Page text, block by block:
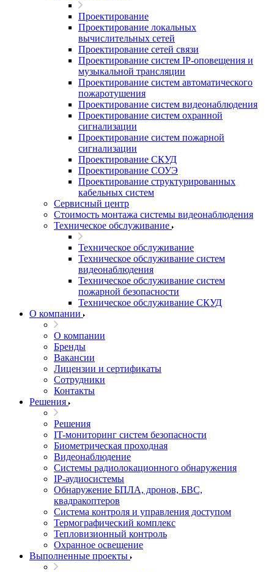
Проектирование
Проектирование локальных
вычислительных сетей
Проектирование сетей связи
Проектирование систем IP-оповещения и
музыкальной трансляции
Проектирование систем автоматического
пожаротушения
Проектирование систем видеонаблюдения
Проектирование систем охранной
сигнализации
Проектирование систем пожарной
сигнализации
Проектирование СКУД
Проектирование СОУЭ
Проектирование структурированных
кабельных систем
Сервисный центр
Стоимость монтажа системы видеонаблюдения
Техническое обслуживание
Техническое обслуживание
Техническое обслуживание систем
видеонаблюдения
Техническое обслуживание систем
пожарной безопасности
Техническое обслуживание СКУД
О компании
О компании
Бренды
Вакансии
Лицензии и сертификаты
Сотрудники
Контакты
Решения
Решения
IT-мониторинг систем безопасности
Биометрическая проходная
Видеонаблюдение
Системы радиолокационного обнаружения
IP-аудиосистемы
Обнаружение БПЛА, дронов, БВС,
квадракоптеров
Система контроля и управления доступом
Термографический комплекс
Тепловизионный контроль
Охранное освещение
Выполненные проекты